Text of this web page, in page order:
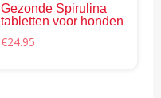
Gezonde Spirulina
tabletten voor honden
€24.95